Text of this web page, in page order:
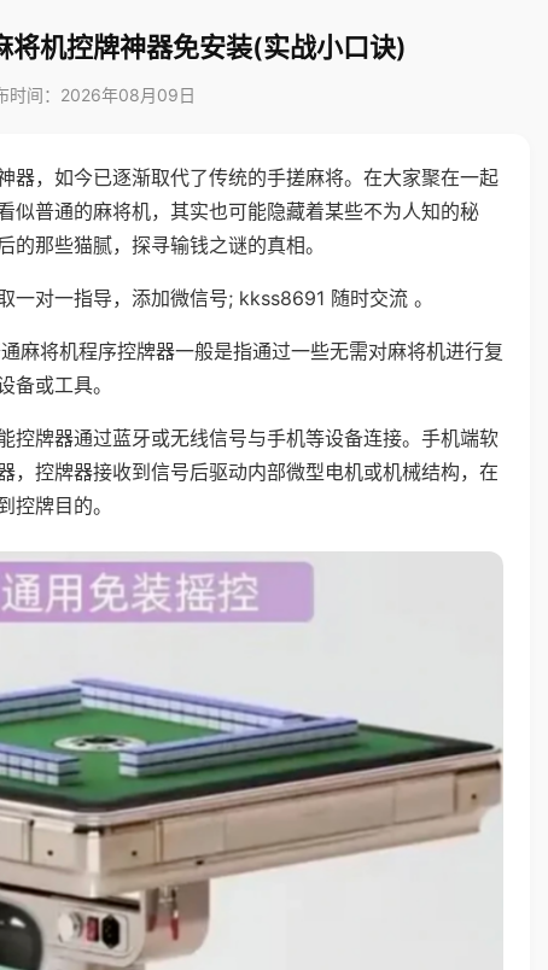
将机控牌神器免安装(实战小口诀)
时间：2026年08月09日
器，如今已逐渐取代了传统的手搓麻将。在大家聚在一起
似普通的麻将机，其实也可能隐藏着某些不为人知的秘
那些猫腻，探寻输钱之谜的真相。
一对一指导，添加微信号; kkss8691 随时交流 。
麻将机程序控牌器一般是指通过一些无需对麻将机进行复
备或工具。
控牌器通过蓝牙或无线信号与手机等设备连接。手机端软
，控牌器接收到信号后驱动内部微型电机或机械结构，在
控牌目的。